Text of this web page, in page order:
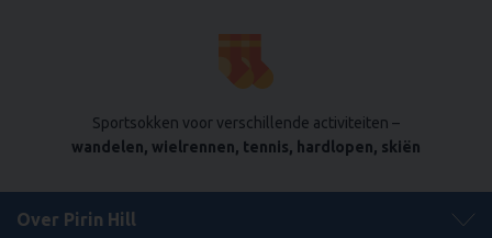
Sportsokken voor verschillende activiteiten –
wandelen, wielrennen, tennis, hardlopen, skiën
Over Pirin Hill